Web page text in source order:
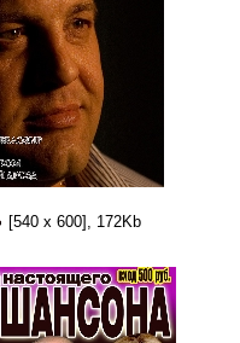
[540 x 600], 172Kb